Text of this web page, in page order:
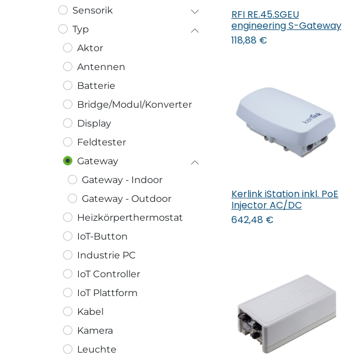
Sensorik
Typ
Aktor
Antennen
Batterie
Bridge/Modul/Konverter
Display
Feldtester
Gateway
Gateway - Indoor
Gateway - Outdoor
Heizkörperthermostat
IoT-Button
Industrie PC
IoT Controller
IoT Plattform
Kabel
Kamera
Leuchte
In den Warenkorb
RFI RE.45.SGEU
engineering S-Gateway
118,88€
In den Warenkorb
Kerlink iStation inkl. PoE
Injector AC/DC
642,48€